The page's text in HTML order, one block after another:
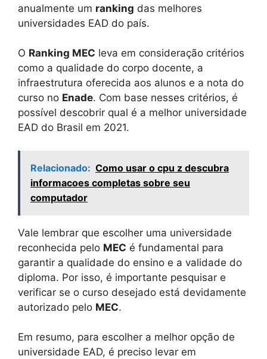
anualmente um ranking das melhores
universidades EAD do país.
O Ranking MEC leva em consideração critérios
como a qualidade do corpo docente, a
infraestrutura oferecida aos alunos e a nota do
curso no Enade. Com base nesses critérios, é
possível descobrir qual é a melhor universidade
EAD do Brasil em 2021.
Relacionado: Como usar o cpu z descubra
informacoes completas sobre seu
computador
Vale lembrar que escolher uma universidade
reconhecida pelo MEC é fundamental para
garantir a qualidade do ensino e a validade do
diploma. Por isso, é importante pesquisar e
verificar se o curso desejado está devidamente
autorizado pelo MEC.
Em resumo, para escolher a melhor opção de
universidade EAD, é preciso levar em